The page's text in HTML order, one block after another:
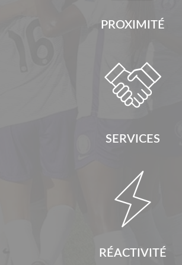
PROXIMITÉ

SERVICES

RÉACTIVITÉ